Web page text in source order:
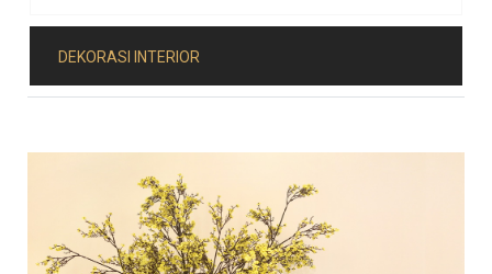
DEKORASI INTERIOR